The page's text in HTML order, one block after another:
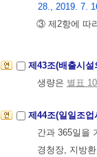
28., 2019. 7.
③ 제2항에 따
제43조(배출시
생량은 별표 10
제44조(일일조
간과 365일을
경청장, 지방